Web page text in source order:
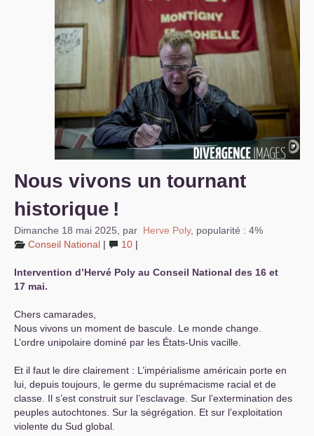
Comprendre...
Nous vivons un tournant
historique !
Dimanche 18 mai 2025 par Herve Poly, popularité : 4%
Conseil National | 10 |
Intervention d’Hervé Poly au Conseil National des 16 et
17 mai.
Chers camarades,
Nous vivons un moment de bascule. Le monde change.
L’ordre unipolaire dominé par les États-Unis vacille.
Et il faut le dire clairement : L’impérialisme américain porte en
lui, depuis toujours, le germe du suprémacisme racial et de
classe. Il s’est construit sur l’esclavage. Sur l’extermination des
peuples autochtones. Sur la ségrégation. Et sur l’exploitation
violente du Sud global.